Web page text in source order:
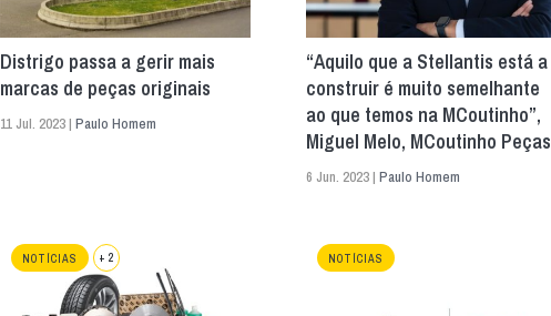
Distrigo passa a gerir mais
marcas de peças originais
11 Jul. 2023 | Paulo Homem
“Aquilo que a Stellantis está a
construir é muito semelhante
ao que temos na MCoutinho”,
Miguel Melo, MCoutinho Peças
6 Jun. 2023 |Paulo Homem
NOTÍCIAS + 2 NOTÍCIAS